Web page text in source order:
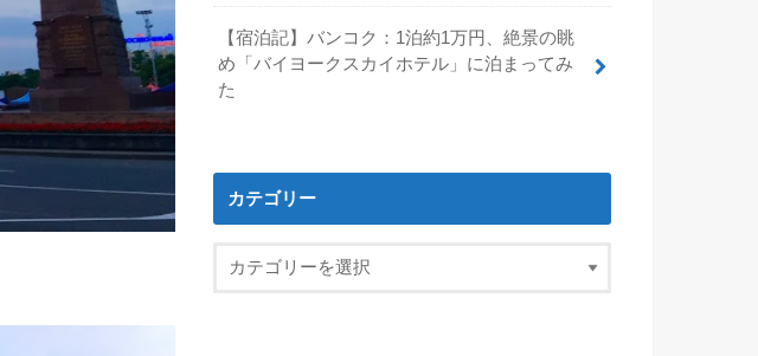
【宿泊記】バンコク：1泊約1万円、絶景の眺
め「バイヨークスカイホテル」に泊まってみ
た
カテゴリー